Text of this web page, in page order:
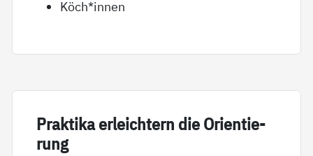
Köch*innen
Prak­ti­ka er­leich­tern die Ori­en­tie­
rung